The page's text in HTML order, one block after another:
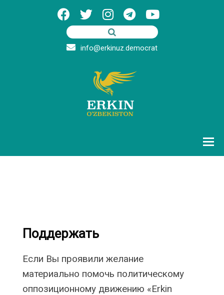
info@erkinuz.democrat
Поддержать
Если Вы проявили желание
материально помочь политическому
оппозиционному движению «Erkin